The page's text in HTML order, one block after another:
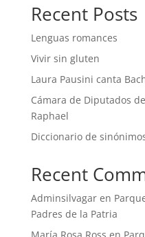
Recent Posts
Lenguas romances
Vivir sin gluten
Laura Pausini canta
Cámara de Diputados
Raphael
Diccionario de
Recent
Adminsilvagaren
Padres de la Patria
María Rosa Ross en